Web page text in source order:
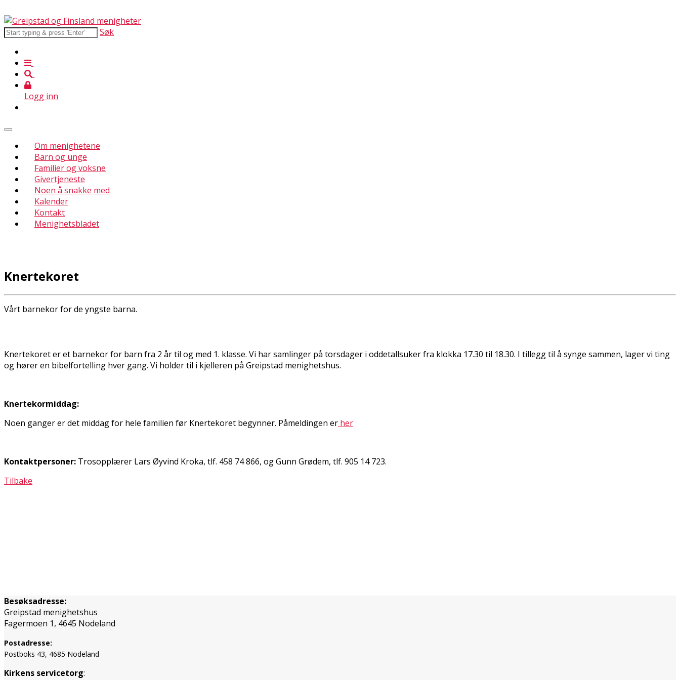
Søk
Logg inn
Om menighetene
Barn og unge
Familier og voksne
Givertjeneste
Noen å snakke med
Kalender
Kontakt
Menighetsbladet
Knertekoret
Vårt barnekor for de yngste barna.
Knertekoret er et barnekor for barn fra 2 år til og med 1. klasse. Vi har samlinger på torsdager i oddetallsuker fra klokka 17.30 til 18.30. I tillegg til å synge sammen, lager vi ting
og hører en bibelfortelling hver gang. Vi holder til i kjelleren på Greipstad menighetshus.
Knertekormiddag:
Noen ganger er det middag for hele familien før Knertekoret begynner. Påmeldingen er her
Kontaktpersoner: Trosopplærer Lars Øyvind Kroka, tlf. 458 74 866, og Gunn Grødem, tlf. 905 14 723.
Tilbake
Besøksadresse:
Greipstad menighetshus
Fagermoen 1, 4645 Nodeland
Postadresse:
Postboks 43, 4685 Nodeland
Kirkens servicetorg: